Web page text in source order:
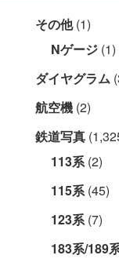
その他(1)
Nゲージ (1)
ダイヤグラム
航空機 (2)
鉄道写真
113系(2)
115系(45)
123系(7)
183系/189